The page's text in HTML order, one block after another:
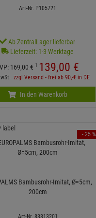
Art-Nr. P105721
Ab ZentralLager lieferbar
Lieferzeit: 1-3 Werktage
169,00 € 1 139,00 €
zzgl Versand - frei ab 90,-€ in DE
In den Warenkorb
Bambusrohr-Imitat, Ø=5cm,
200cm
Art-Nr. 83313201
- 25 %